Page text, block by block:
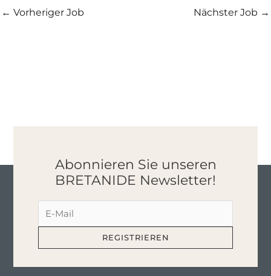
← Vorheriger Job Nächster Job →
Abonnieren Sie unseren
BRETANIDE Newsletter!